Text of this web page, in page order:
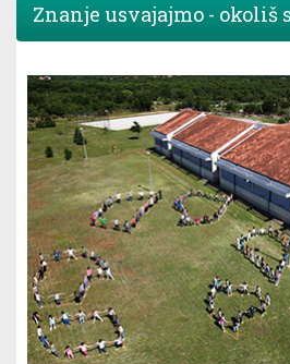
Znanje usvajajmo - okoliš